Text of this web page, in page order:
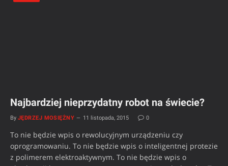
Najbardziej nieprzydatny robot na świecie?
By JĘDRZEJ MOSIĘŻNY 11 listopada, 2015 0
To nie będzie wpis o rewolucyjnym urządzeniu czy
oprogramowaniu. To nie będzie wpis o inteligentnej protezie
z polimerem elektroaktywnym. To nie będzie wpis o